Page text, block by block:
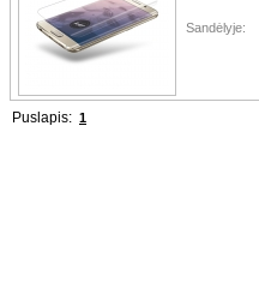
Sandėlyje:
Puslapis: 1